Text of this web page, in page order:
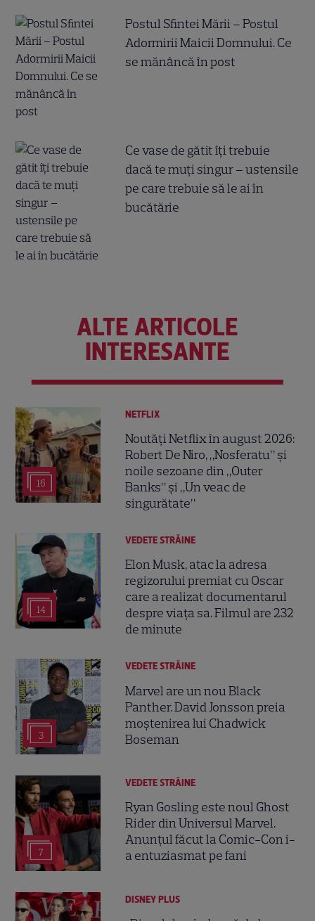
Postul Sfintei Mării – Postul
Adormirii Maicii Domnului. Ce
se mănâncă în post
Ce vase de gătit îți trebuie
dacă te muți singur – ustensile
pe care trebuie să le ai în
bucătărie
ALTE ARTICOLE
INTERESANTE
16
NETFLIX
Noutăți Netflix în august 2026:
Robert De Niro, „Nosferatu” și
noile sezoane din „Outer
Banks” și „Un veac de
singurătate”
14
VEDETE STRĂINE
Elon Musk, atac la adresa
regizorului premiat cu Oscar
care a realizat documentarul
despre viața sa. Filmul are 232
de minute
3
VEDETE STRĂINE
Marvel are un nou Black
Panther. David Jonsson preia
moștenirea lui Chadwick
Boseman
7
VEDETE STRĂINE
Ryan Gosling este noul Ghost
Rider din Universul Marvel.
Anunțul făcut la Comic-Con i-
a entuziasmat pe fani
DISNEY PLUS